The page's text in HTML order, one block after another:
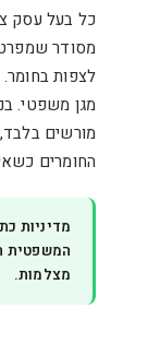
כל בעל עסק
מסודר שמפרט
לצפות בחומר.
מגן משפטי.
מורשים
החומרים
מדיניות
המשפטית
מצלמות.